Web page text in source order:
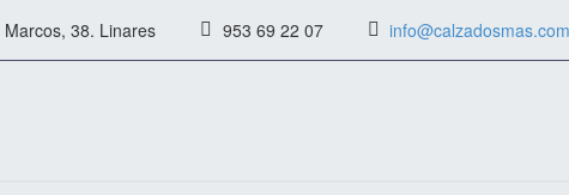
38. Linares 953 69 22 07 info@calzadosmas.com